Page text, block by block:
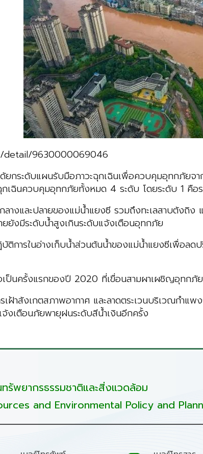
detail/9630000069046
ยกระดับแผนรับมือภาวะฉุกเฉินเพื่อควบคุมอุทกภั
เฉินควบคุมอุทกภัยทั้งหมด 4 ระดับ โดยระดับ 1 คือ
างและปลายของแม่น้ำแยงซี รวมถึงทะเลสาบต้งถิ
งมีระดับน้ำสูงเกินระดับแจ้งเตือนอุทกภัย
บัติการในอ่างเก็บน้ำส่วนต้นน้ำของแม่น้ำแยงซีเพื่อ
ป็นครั้งแรกของปี 2020 ที่เขื่อนสามผาเผชิญอุทกภั
ฝ้าสังเกตสภาพอากาศ และลาดตระเวนบริเวณกำ
งเตือนภัยพายุฝนระดับสีน้ำเงินอีกครั้ง
รัพยากรธรรมชาติและสิ่งแวดล้อม
and Environmental Policy and